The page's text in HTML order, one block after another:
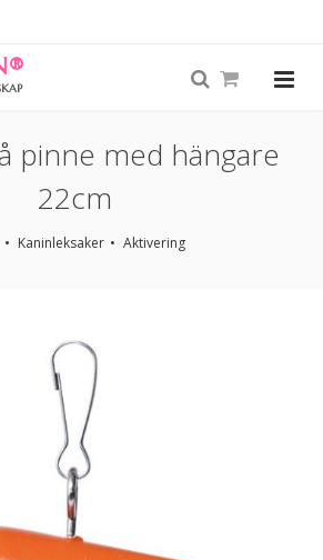
®
pinne med hängare
22cm
Kaninleksaker Aktivering